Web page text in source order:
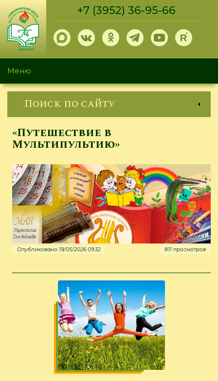
Перейти
основному
содержанию
+7 (3952) 36-95-66
Меню
Поиск по сайту
«Путешествие в
Мультипультию»
Опубликовано 19/05/2026 09:32 811 просмотров